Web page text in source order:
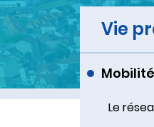
Vie
Mobilité
Le